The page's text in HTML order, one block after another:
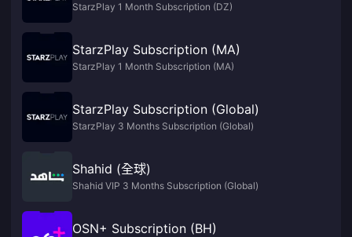
StarzPlay 1 Month Subscription (DZ)
StarzPlay Subscription (MA)
StarzPlay 1 Month Subscription (MA)
StarzPlay Subscription (Global)
StarzPlay 3 Months Subscription (Global)
Shahid (全球)
Shahid VIP 3 Months Subscription (Global)
OSN+ Subscription (BH)